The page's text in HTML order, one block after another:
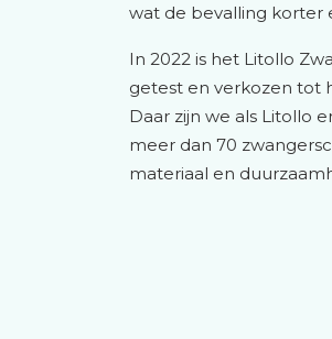
wat de bevalling korter
In 2022 is het Litollo
getest en verkozen tot
Daar zijn we als Litollo
meer dan 70
materiaal en